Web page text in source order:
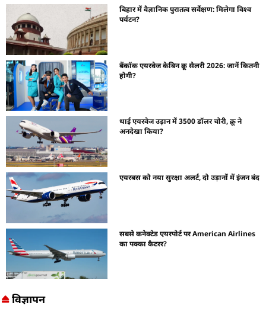
बिहार में वैज्ञानिक पुरातत्व सर्वेक्षण: मिलेगा विश्व
पर्यटन?
बैंकॉक एयरवेज केबिन क्रू सैलरी 2026: जानें कितनी
होगी?
थाई एयरवेज उड़ान में 3500 डॉलर चोरी, क्रू ने
अनदेखा किया?
एयरबस को नया सुरक्षा अलर्ट, दो उड़ानों में इंजन बंद
सबसे कनेक्टेड एयरपोर्ट पर American Airlines
का पक्का कैटरर?
विज्ञापन